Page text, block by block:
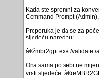
Kada ste spremni za
Command Prompt
Preporuka je da se za
sljedeću naredbu:
â€žmbr2gpt.exe /validate
Ona sama po sebi ne
vrati sljedeće: